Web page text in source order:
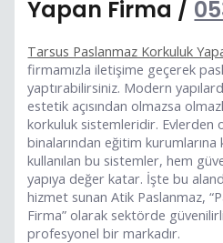
Yapan Firma /
Tarsus Paslanmaz Korkuluk
firmamızla iletişime geçerek
yaptırabilirsiniz. Modern
estetik açısından olmazsa
korkuluk sistemleridir. Evlerden
binalarından eğitim
kullanılan bu sistemler, hem
yapıya değer katar. İşte bu
hizmet sunan Atik Paslanmaz,
Firma” olarak sektörde
profesyonel bir markadır.